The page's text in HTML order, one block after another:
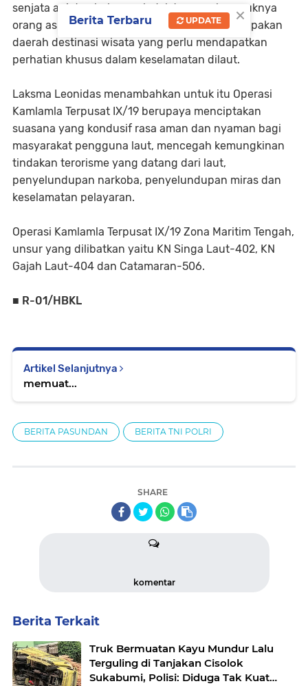
senjata api dan bahan peledak termasuk masuknya
orang asing dari Philipina serta Sulawesi merupakan
daerah destinasi wisata yang perlu mendapatkan
perhatian khusus dalam keselamatan dilaut.
Laksma Leonidas menambahkan untuk itu Operasi
Kamlamla Terpusat IX/19 berupaya menciptakan
suasana yang kondusif rasa aman dan nyaman bagi
masyarakat pengguna laut, mencegah kemungkinan
tindakan terorisme yang datang dari laut,
penyelundupan narkoba, penyelundupan miras dan
keselamatan pelayaran.
Operasi Kamlamla Terpusat IX/19 Zona Maritim Tengah,
unsur yang dilibatkan yaitu KN Singa Laut-402, KN
Gajah Laut-404 dan Catamaran-506.
■ R-01/HBKL
Artikel Selanjutnya
memuat...
BERITA PASUNDAN BERITA TNI POLRI
SHARE
komentar
Berita Terkait
Truk Bermuatan Kayu Mundur Lalu
Terguling di Tanjakan Cisolok
Sukabumi, Polisi: Diduga Tak Kuat
×
Berita Terbaru UPDATE